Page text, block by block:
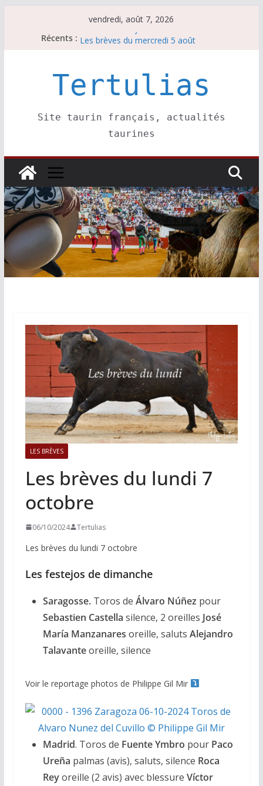
vendredi, août 7, 2026
Récents : Les brèves du jeudi 6 août
Escalafón 2026 – matadors de toros-
Escalafón 2026 – novilleros –
Tertulias
Site taurin français, actualités
taurines
LES BRÈVES
Les brèves du lundi 7
octobre
06/10/2024 Tertulias
Les brèves du lundi 7 octobre
Les festejos de dimanche
Saragosse.Toros de Álvaro Núñez pour
Sebastien Castella silence, 2 oreilles José
María Manzanares oreille, saluts Alejandro
Talavanteoreille, silence
Voir le reportage photos de Philippe Gil Mir
Madrid. Toros de Fuente Ymbro pour Paco
Ureña palmas (avis), saluts, silence Roca
Reyoreille (2 avis) avec blessure Víctor